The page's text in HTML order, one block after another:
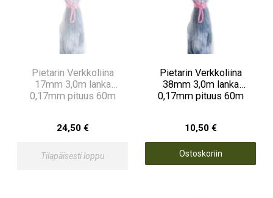
Pietarin Verkkoliina
17mm 3,0m lanka
0,17mm pituus 60m
24,50 €
Tilapäisesti loppu
Pietarin Verkkoliina
38mm 3,0m lanka
0,17mm pituus 60m
10,50 €
Ostoskoriin